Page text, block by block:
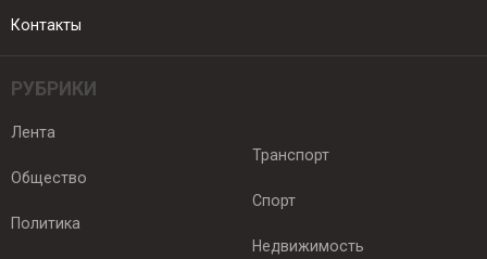
Контакты
РУБРИКИ
Лента
Общество
Политика
Транспорт
Спорт
Недвижимость